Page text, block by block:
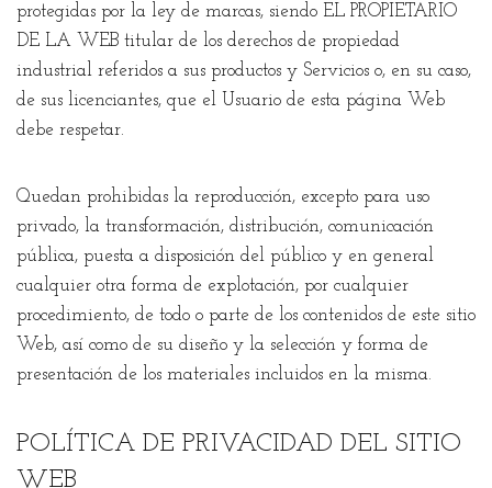
protegidas por la ley de marcas, siendo EL PROPIETARIO
DE LA WEB titular de los derechos de propiedad
industrial referidos a sus productos y Servicios o, en su caso,
de sus licenciantes, que el Usuario de esta página Web
debe respetar.
Quedan prohibidas la reproducción, excepto para uso
privado, la transformación, distribución, comunicación
pública, puesta a disposición del público y en general
cualquier otra forma de explotación, por cualquier
procedimiento, de todo o parte de los contenidos de este sitio
Web, así como de su diseño y la selección y forma de
presentación de los materiales incluidos en la misma.
POLÍTICA DE PRIVACIDAD DEL SITIO
WEB